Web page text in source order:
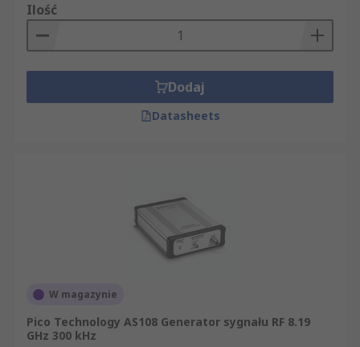
Ilość
Dodaj
Datasheets
W magazynie
Pico Technology AS108 Generator sygnału RF 8.19
GHz 300 kHz